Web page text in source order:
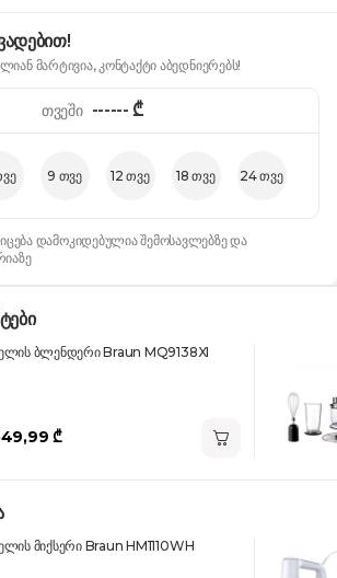
მარტივია, კონტაქტი აბედნიერებს!
9 თვე 12 თვე 18 თვე 24 თვე
თვეში ------₾
დამოკიდებულია შემოსავლებზე და
ბლენდერი Braun MQ9138XI
₾
მიქსერი Braun HM1110WH